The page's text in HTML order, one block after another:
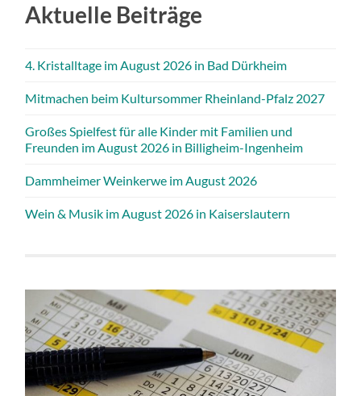
Aktuelle Beiträge
4. Kristalltage im August 2026 in Bad Dürkheim
Mitmachen beim Kultursommer Rheinland-Pfalz 2027
Großes Spielfest für alle Kinder mit Familien und
Freunden im August 2026 in Billigheim-Ingenheim
Dammheimer Weinkerwe im August 2026
Wein & Musik im August 2026 in Kaiserslautern